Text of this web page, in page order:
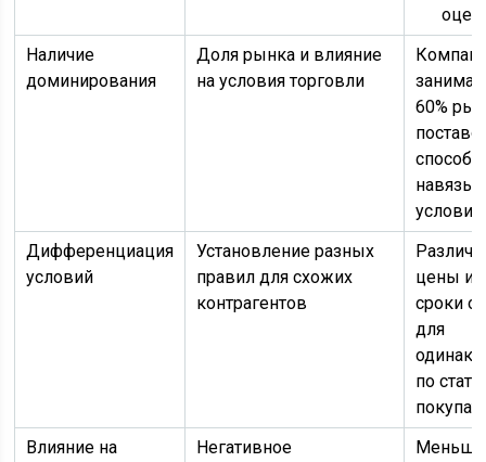
Наличие
доминирования
Доля рынка и влияние
на условия торговли
60%
условия
Дифференциация
условий
Установление разных
правил для схожих
контрагентов
цены
сроки
для
по
Влияние на
Негативное